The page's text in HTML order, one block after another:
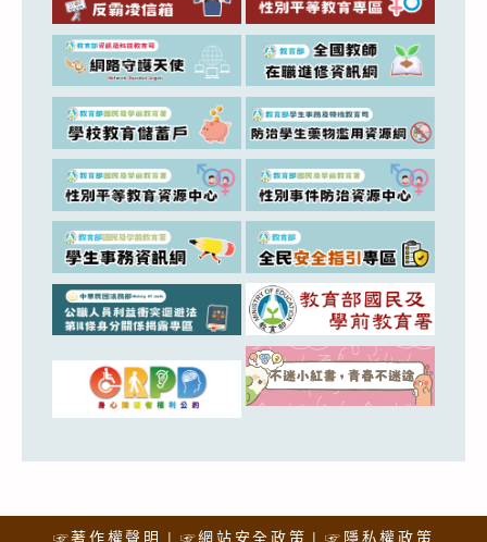
☞著作權聲明 ☞網站安全政策 ☞隱私權政策